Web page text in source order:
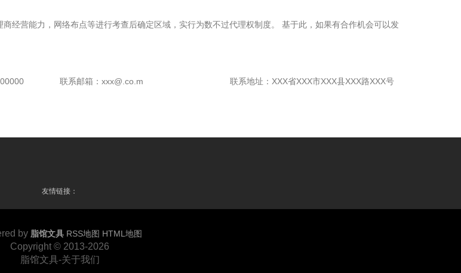
经营能力，网络布点等进行考查后确定区域，实行为数不过代理权制度。 基于此，如果有合作机会可以发
联系邮箱：xxx@.co.m 联系地址：XXX省XXX市XXX县XXX路XXX号
友情链接：
by 脂馆文具 RSS地图 HTML地图
Copyright © 2013-2026
脂馆文具-关于我们